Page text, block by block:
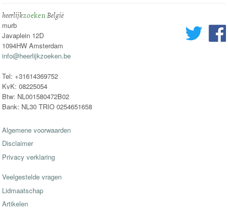
heerlijkzoekenBelgië
murb
Javaplein 12D
1094HW Amsterdam
info@heerlijkzoeken.be
Tel: +31614369752
KvK: 08225054
Btw: NL001580472B02
Bank: NL30 TRIO 0254651658
Algemene voorwaarden
Disclaimer
Privacy verklaring
Veelgestelde vragen
Lidmaatschap
Artikelen